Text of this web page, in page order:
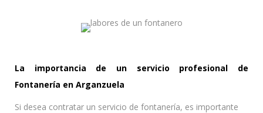
La importancia de un servicio profesional de
Fontanería en Arganzuela
Si desea contratar un servicio de fontanería, es importante